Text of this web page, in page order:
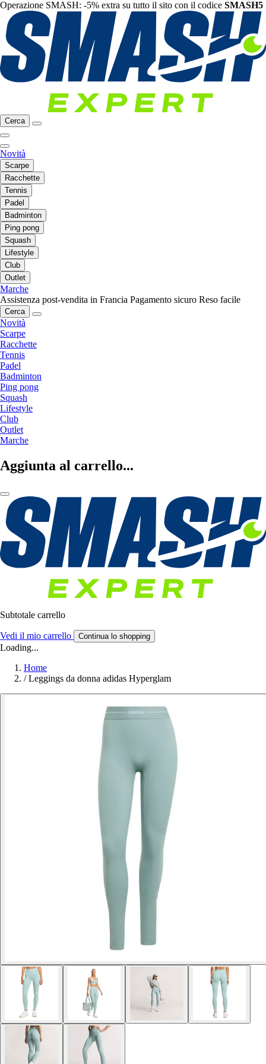
Operazione SMASH: -5% extra su tutto il sito con il codice SMASH5
Cerca
Novità
Scarpe
Racchette
Tennis
Padel
Badminton
Ping pong
Squash
Lifestyle
Club
Outlet
Marche
Assistenza post-vendita in Francia Pagamento sicuro Reso facile
Cerca
Novità
Scarpe
Racchette
Tennis
Padel
Badminton
Ping pong
Squash
Lifestyle
Club
Outlet
Marche
Aggiunta al carrello...
Subtotale carrello
Vedi il mio carrello Continua lo shopping
Loading...
Home
/ Leggings da donna adidas Hyperglam